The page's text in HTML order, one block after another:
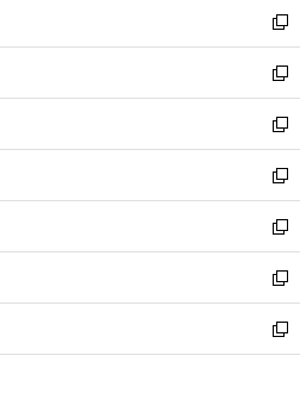
く
ド
ウ
で
開
く
ィ
ン
ド
ウ
で
開
く
い
ウ
ィ
ン
ド
ウ
で
開
く
新
し
い
ウ
ィ
ン
ド
ウ
で
開
く
新
し
い
ウ
ィ
ン
ド
ウ
で
開
く
新
し
い
ウ
ィ
ン
ド
ウ
で
開
新
し
い
ウ
ィ
ン
ド
ウ
新
し
い
ウ
ィ
ン
新
し
い
ウ
新
し